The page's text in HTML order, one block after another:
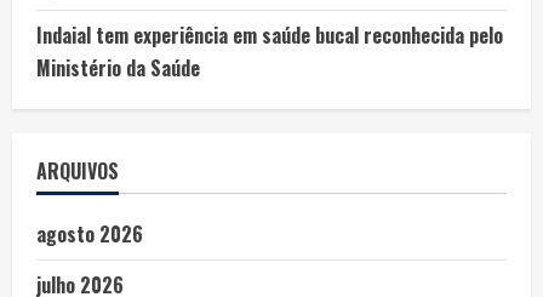
Indaial tem experiência em saúde bucal reconhecida pelo
Ministério da Saúde
ARQUIVOS
agosto 2026
julho 2026